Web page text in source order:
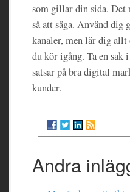
som gillar din sida. Det
så att säga. Använd dig
kanaler, men lär dig
du kör igång. Ta en sak
satsar på bra digital
kunder.
Andra